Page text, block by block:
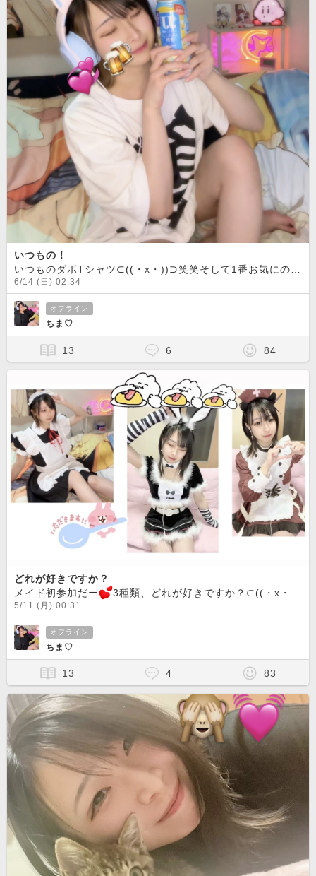
いつもの！
いつものダボTシャツ⊂((・x・))⊃笑笑そして1番お気にのお酒はJJだよー乾杯
6/14 (日) 02:34
オフライン
ちま♡
13 6 84
どれが好きですか？
メイド初参加だー
3種類、どれが好きですか？⊂((・x・))⊃昔はメイドカフェで働くの憧れだったなー！オムライス得意です！お絵描きしたい！笑笑
5/11 (月) 00:31
オフライン
ちま♡
13 4 83